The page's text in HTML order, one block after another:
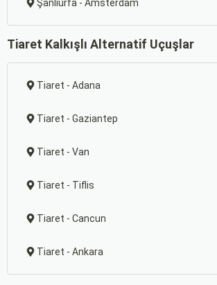
Şanlıurfa - Amsterdam
Tiaret Kalkışlı Alternatif Uçuşlar
Tiaret - Adana
Tiaret - Gaziantep
Tiaret - Van
Tiaret - Tiflis
Tiaret - Cancun
Tiaret - Ankara